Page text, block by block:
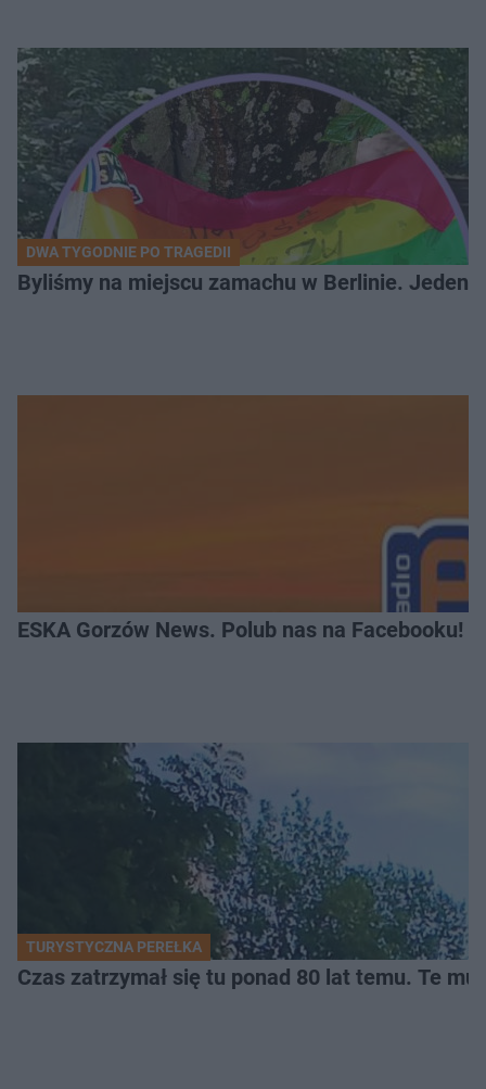
DWA TYGODNIE PO TRAGEDII
Byliśmy na miejscu zamachu w Berlinie. Jeden
ESKA Gorzów News. Polub nas na Facebooku!
TURYSTYCZNA PEREŁKA
Czas zatrzymał się tu ponad 80 lat temu. Te